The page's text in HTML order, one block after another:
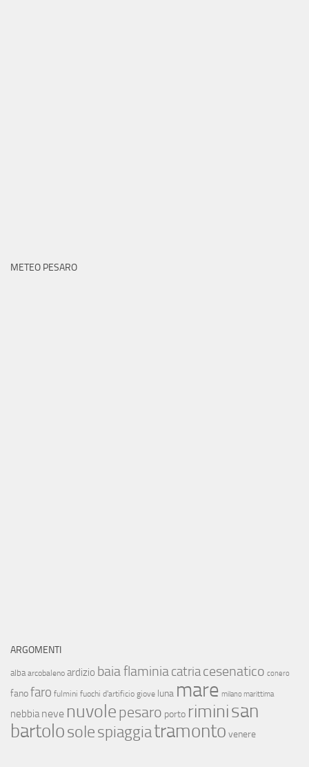
METEO PESARO
ARGOMENTI
alba arcobaleno ardizio baia flaminia catriacesenatico conero
fanofaro fulmini fuochi d'artificio giove luna mare milano marittima
nebbia neve nuvolepesaro porto riminisan
bartolosolespiaggiatramonto venere